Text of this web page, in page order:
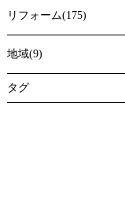
リフォーム(175)
地域(9)
タグ